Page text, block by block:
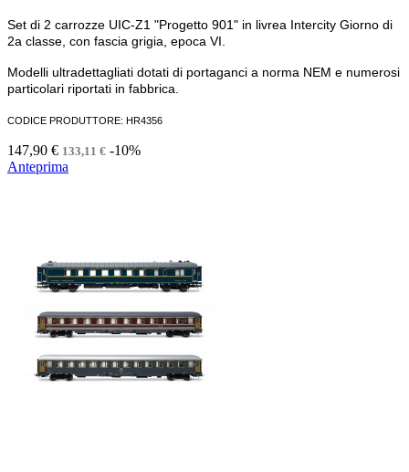
Set di 2 carrozze UIC-Z1 "Progetto 901" in livrea Intercity Giorno di
2a classe, con fascia grigia, epoca VI.
Modelli ultradettagliati dotati di portaganci a norma NEM e numerosi
particolari riportati in fabbrica.
CODICE PRODUTTORE: HR4356
147,90 € 133,11 € -10%
Anteprima